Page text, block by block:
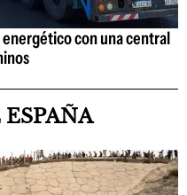
con una central